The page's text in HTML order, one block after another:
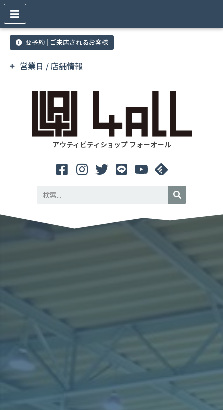
営業日 / 店舗情報
要予約 | ご来店されるお客様
アウティビティショップ フォーオール